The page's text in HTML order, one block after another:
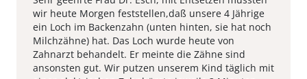
wir heute Morgen feststellen,daß unsere 4 Jährige
ein Loch im Backenzahn (unten hinten, sie hat noch
Milchzähne) hat. Das Loch wurde heute von
Zahnarzt behandelt. Er meinte die Zähne sind
ansonsten gut. Wir putzen unserem Kind täglich mit